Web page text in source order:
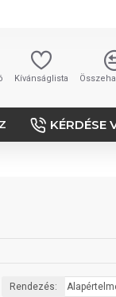
Kívánságlista
KÉRDÉSE
Rendezés: